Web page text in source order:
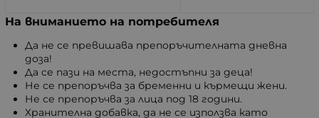
На вниманието на потребителя
Да не се превишава препоръчителната дневна
доза!
Да се пази на места, недостъпни за деца!
Не се препоръчва за бременни и кърмещи жени.
Не се препоръчва за лица под 18 години.
Хранителна добавка, да не се използва като